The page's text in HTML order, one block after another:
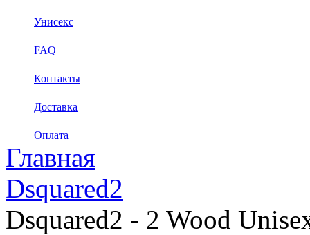
Унисекс
FAQ
Контакты
Доставка
Оплата
Главная
Dsquared2
Dsquared2 - 2 Wood